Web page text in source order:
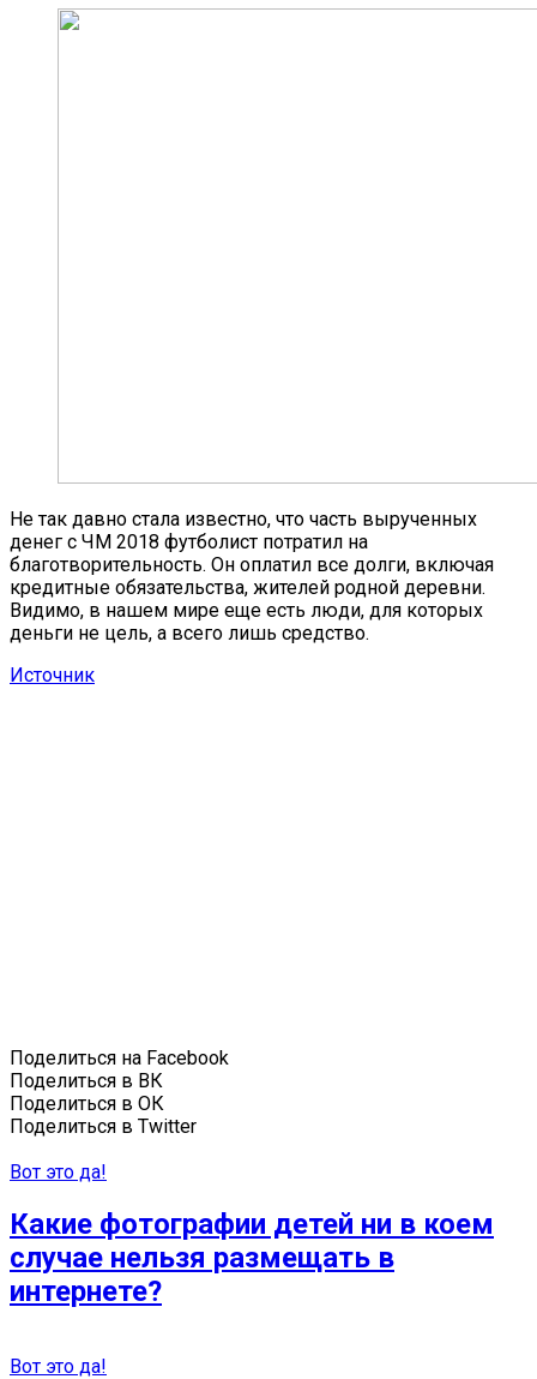
Не так давно стала известно, что часть вырученных
денег с ЧМ 2018 футболист потратил на
благотворительность. Он оплатил все долги, включая
кредитные обязательства, жителей родной деревни.
Видимо, в нашем мире еще есть люди, для которых
деньги не цель, а всего лишь средство.
Источник
Поделиться на Facebook
Поделиться в ВК
Поделиться в ОК
Поделиться в Twitter
Вот это да!
Какие фотографии детей ни в коем
случае нельзя размещать в
интернете?
Вот это да!